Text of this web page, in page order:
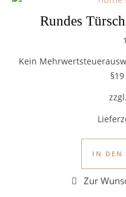
Rundes
Kein
IN DEN